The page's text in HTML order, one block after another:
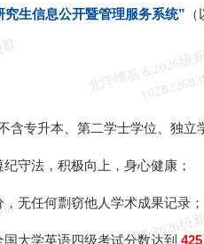
生信息公开暨管理服务系统”
专升本、第二学士学位、独立
守法，积极向上，身心健康；
无任何剽窃他人学术成果记录；
大学英语四级考试分数达到 425